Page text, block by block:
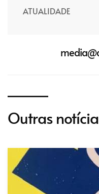
ATUALIDADE
Outras